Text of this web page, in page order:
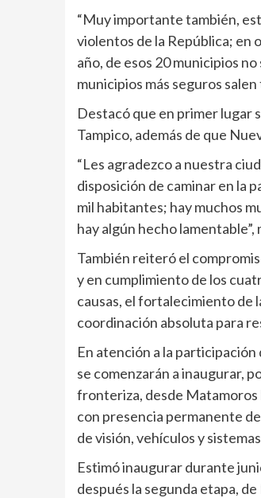
“Muy importante también,
violentos de la República; en
año, de esos 20 municipios
municipios más seguros
Destacó que en primer lugar
Tampico, además de que
“Les agradezco a nuestra
disposición de caminar en la
mil habitantes; hay muchos
hay algún hecho lamentable”,
También reiteró el
y en cumplimiento de los
causas, el fortalecimiento de
coordinación absoluta para
En atención a la
se comenzarán a inaugurar,
fronteriza, desde Matamoros
con presencia permanente
de visión, vehículos y
Estimó inaugurar durante
después la segunda etapa,